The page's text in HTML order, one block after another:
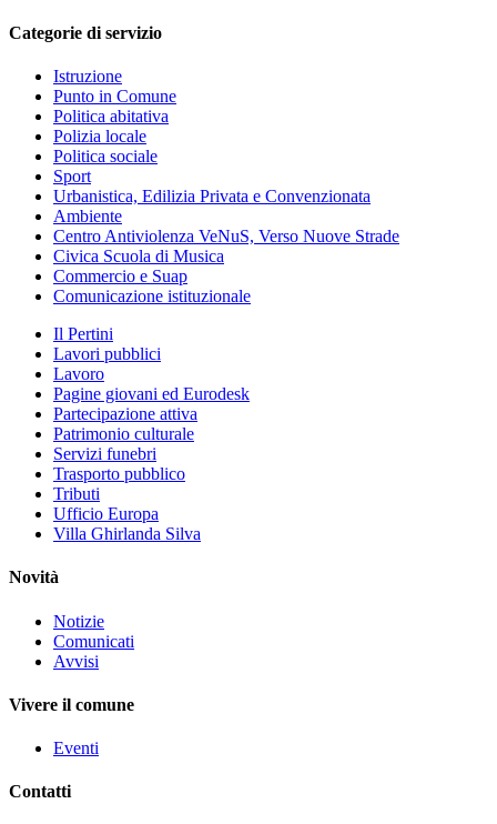
Categorie di servizio
Istruzione
Punto in Comune
Politica abitativa
Polizia locale
Politica sociale
Sport
Urbanistica, Edilizia Privata e Convenzionata
Ambiente
Centro Antiviolenza VeNuS, Verso Nuove Strade
Civica Scuola di Musica
Commercio e Suap
Comunicazione istituzionale
Il Pertini
Lavori pubblici
Lavoro
Pagine giovani ed Eurodesk
Partecipazione attiva
Patrimonio culturale
Servizi funebri
Trasporto pubblico
Tributi
Ufficio Europa
Villa Ghirlanda Silva
Novità
Notizie
Comunicati
Avvisi
Vivere il comune
Eventi
Contatti